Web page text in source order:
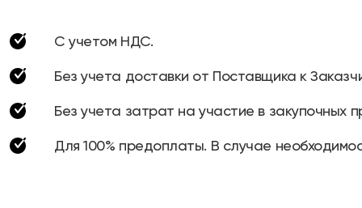
С учетом НДС.
Без учета доставки от Поставщика к
Без учета затрат на участие в закупочных
Для 100% предоплаты. В случае